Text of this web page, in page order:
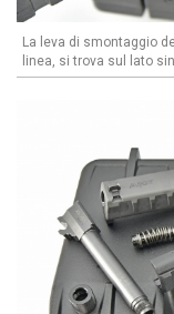
La leva di smontaggio
linea, si trova sul lato